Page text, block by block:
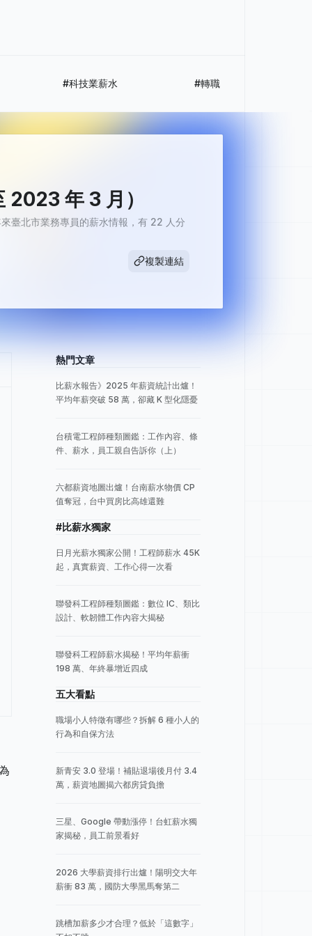
#科技業薪水 #轉職
年 3 月）
臺北市業務專員的薪水情報，有 22 人分
複製連結
熱門文章
比薪水報告》2025 年薪資統計出爐！
平均年薪突破 58 萬，卻藏 K 型化隱憂
台積電工程師種類圖鑑：工作內容、條
件、薪水，員工親自告訴你（上）
六都薪資地圖出爐！台南薪水物價 CP
值奪冠，台中買房比高雄還難
#比薪水獨家
日月光薪水獨家公開！工程師薪水 45K
起，真實薪資、工作心得一次看
聯發科工程師種類圖鑑：數位 IC、類比
設計、軟韌體工作內容大揭秘
聯發科工程師薪水揭秘！平均年薪衝
198 萬、年終暴增近四成
五大看點
職場小人特徵有哪些？拆解 6 種小人的
行為和自保方法
新青安 3.0 登場！補貼退場後月付 3.4
萬，薪資地圖揭六都房貸負擔
三星、Google 帶動漲停！台虹薪水獨
家揭秘，員工前景看好
2026 大學薪資排行出爐！陽明交大年
薪衝 83 萬，國防大學黑馬奪第二
跳槽加薪多少才合理？低於「這數字」